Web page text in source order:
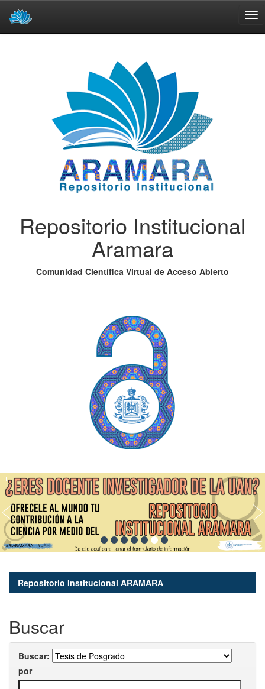
Repositorio Institucional
Aramara
Comunidad Científica Virtual de Acceso Abierto
Repositorio Institucional ARAMARA
Buscar
Buscar:
por